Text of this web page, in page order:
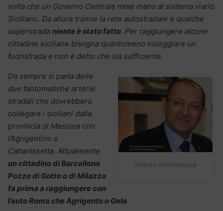
volta che un Governo Centrale mise mano al sistema viario
Siciliano. Da allora tranne la rete autostradale e qualche
superstrada niente è stato fatto. Per raggiungere alcune
cittadine siciliane bisogna quantomeno noleggiare un
fuoristrada e non è detto che sia sufficiente.
Andrea Monteleone
Da sempre si parla delle
due fantomatiche arterie
stradali che dovrebbero
collegare i siciliani dalla
provincia di Messina con
l’Agrigentino e
Caltanissetta. Attualmente
un cittadino di Barcellona
Pozzo di Gotto o di Milazzo
fa prima a raggiungere con
l’auto Roma che Agrigento o Gela.